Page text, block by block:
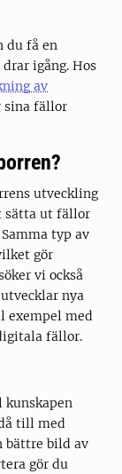
du få en
igång. Hos
av
fällor
utveckling
sätta ut fällor
typ av
gör
vi också
nya
exempel med
fällor.
kunskapen
till med
bättre bild av
gör du